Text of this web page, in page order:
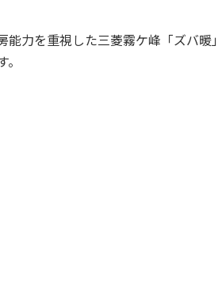
能力を重視した三菱霧ケ峰「ズバ暖」